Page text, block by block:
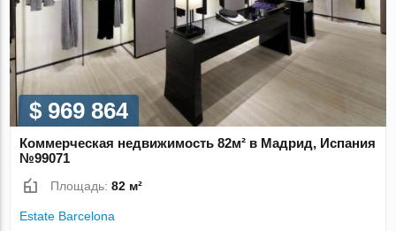
$ 969 864
Коммерческая недвижимость 82м² в Мадрид, Испания
№99071
Площадь:82 м²
Estate Barcelona